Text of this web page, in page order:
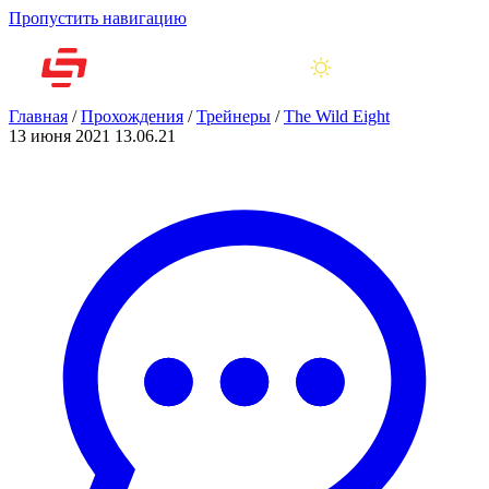
Пропустить навигацию
Главная /Прохождения /Трейнеры /The Wild Eight
13 июня 2021 13.06.21